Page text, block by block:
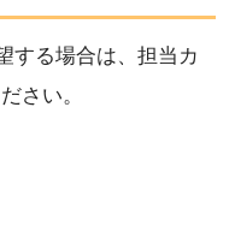
する場合は、担当カ
さい。